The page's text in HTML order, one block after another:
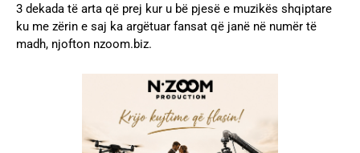
3 dekada të arta që prej kur u bë pjesë e muzikës shqiptare
ku me zërin e saj ka argëtuar fansat që janë në numër të
madh, njofton nzoom.biz.